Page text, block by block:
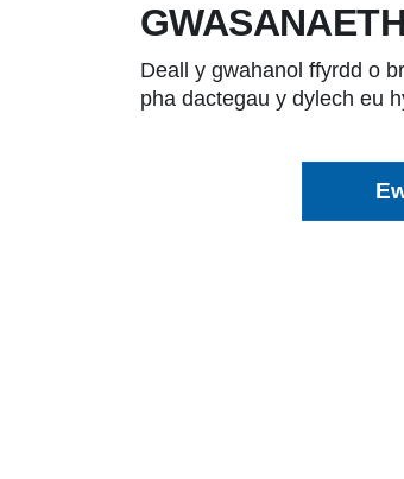
GWASANAETH
Deall y gwahanol ffyrdd o
pha dactegau y dylech eu